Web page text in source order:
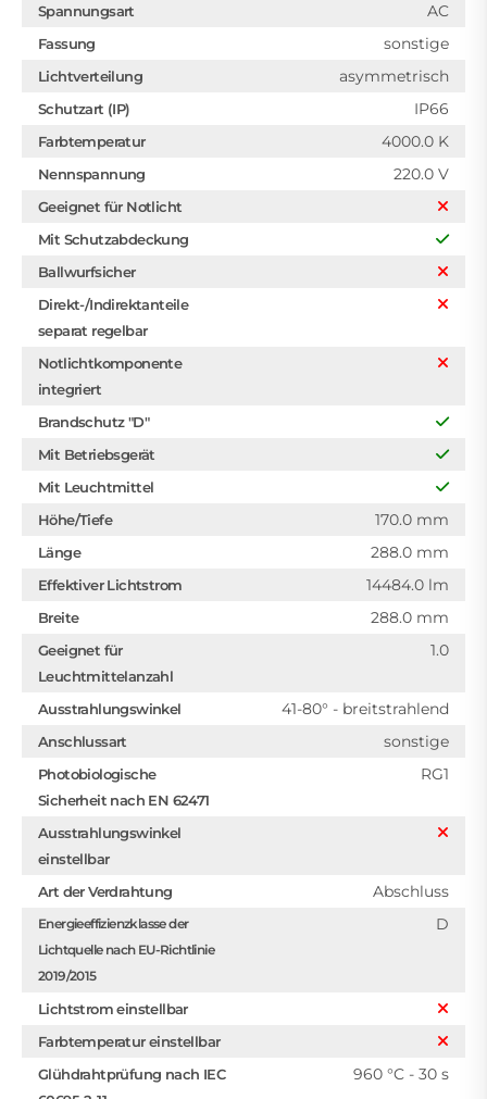
Spannungsart AC
Fassung sonstige
Lichtverteilung asymmetrisch
Schutzart (IP) IP66
Farbtemperatur 4000.0 K
Nennspannung 220.0 V
Geeignet für Notlicht
Mit Schutzabdeckung
Ballwurfsicher
Direkt-/Indirektanteile
separat regelbar
Notlichtkomponente
integriert
Brandschutz "D"
Mit Betriebsgerät
Mit Leuchtmittel
Höhe/Tiefe
170.0 mm
Länge 288.0 mm
Effektiver Lichtstrom 14484.0 lm
Breite 288.0 mm
Geeignet für
Leuchtmittelanzahl
1.0
Ausstrahlungswinkel 41-80° - breitstrahlend
Anschlussart sonstige
Photobiologische
Sicherheit nach EN 62471
RG1
Ausstrahlungswinkel
einstellbar
Art der Verdrahtung
Abschluss
Energieeffizienzklasse der
Lichtquelle nach EU-Richtlinie
2019/2015
D
Lichtstrom einstellbar
Farbtemperatur einstellbar
Glühdrahtprüfung nach IEC
960 °C - 30 s